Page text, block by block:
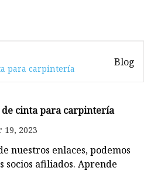
para carpintería
Blog
cinta para carpintería
19, 2023
nuestros enlaces, podemos
socios afiliados. Aprende